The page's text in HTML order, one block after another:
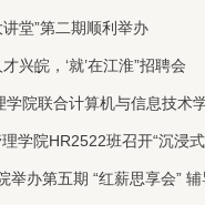
堂”第二期顺利举办
兴皖，‘就’在江淮”招聘会
院联合计算机与信息技术
院HR2522班召开“沉浸式
办第五期 “红薪思享会”